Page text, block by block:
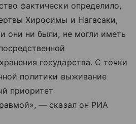
фактически определило,
Хиросимы и Нагасаки,
они ни были, не могли иметь
государства. С точки
политики выживание
приоритет
— сказал он РИА